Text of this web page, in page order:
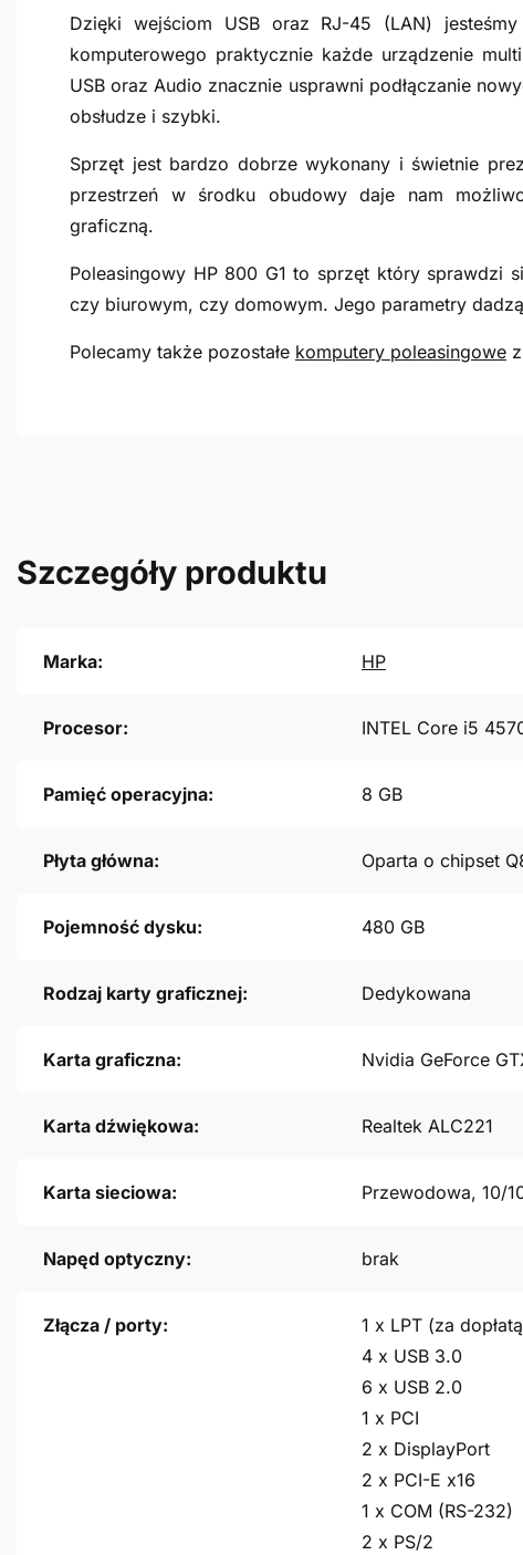
Dzięki wejściom USB oraz RJ-45 (LAN)
komputerowego praktycznie każde urządzenie
USB oraz Audio znacznie usprawni podłączanie
obsłudze i szybki.
Sprzęt jest bardzo dobrze wykonany i świetnie
przestrzeń w środku obudowy daje nam
graficzną.
Poleasingowy HP 800 G1 to sprzęt który sprawdzi
czy biurowym, czy domowym. Jego parametry
Polecamy także pozostałe komputery poleasingowe
Szczegóły produktu
Marka: HP
Procesor: INTEL Core i5
Pamięć operacyjna: 8 GB
Płyta główna: Oparta o chipset
Pojemność dysku: 480 GB
Rodzaj karty graficznej: Dedykowana
Karta graficzna: Nvidia GeForce
Karta dźwiękowa: Realtek ALC221
Karta sieciowa: Przewodowa, 10/
Napęd optyczny: brak
Złącza / porty:
1 x LPT (za
4 x USB 3.0
6 x USB 2.0
1 x PCI
2 x DisplayPort
2 x PCI-E x16
1 x COM (RS-232)
2 x PS/2